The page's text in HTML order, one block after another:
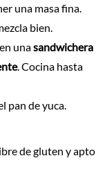
una masa fina.
bien.
unasandwichera
. Cocina hasta
pan de yuca.
de gluten y apto